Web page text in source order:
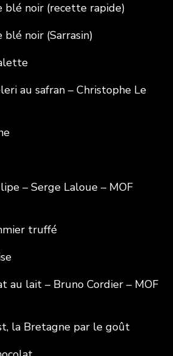
blé noir (recette rapide)
noir (Sarrasin)
au safran – Christophe Le
– Serge Laloue – MOF
truffé
au lait – Bruno Cordier – MOF
la Bretagne par le goût